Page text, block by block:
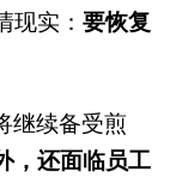
现实： 要恢复
继续备受煎
，还面临员工